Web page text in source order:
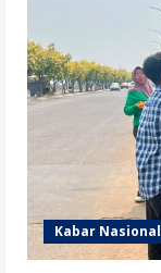
Kabar Nasional